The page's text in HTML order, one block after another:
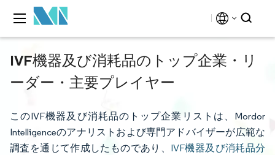
IVF機器及び消耗品のトップ企業・リ
ーダー・主要プレイヤー
このIVF機器及び消耗品のトップ企業リストは、Mordor
Intelligenceのアナリストおよび専門アドバイザーが広範な
調査を通じて作成したものであり、 IVF機器及び消耗品分